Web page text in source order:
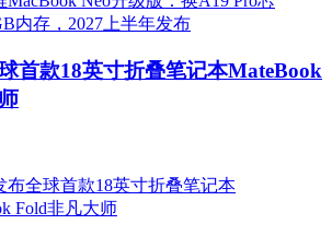
首款18英寸折叠笔记本MateBook